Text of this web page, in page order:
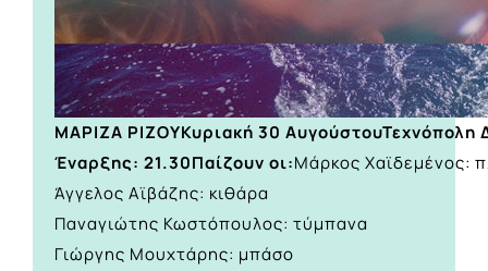
ΜΑΡΙΖΑ ΡΙΖΟΥΚυριακή 30 ΑυγούστουΤεχνόπολη
Έναρξης: 21.30Παίζουν οι:Μάρκος Χαϊδεμένος:
Άγγελος Αϊβάζης: κιθάρα
Παναγιώτης Κωστόπουλος: τύμπανα
Γιώργης Μουχτάρης: μπάσο